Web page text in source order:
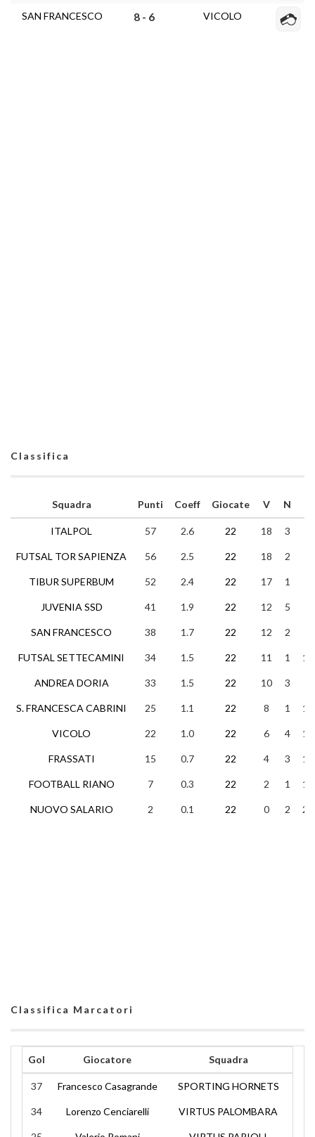
SAN FRANCESCO 8 - 6 VICOLO
Classifica
Squadra
ITALPOL
FUTSAL TOR SAPIENZA
TIBUR SUPERBUM
JUVENIA SSD
SAN FRANCESCO
FUTSAL SETTECAMINI
ANDREA DORIA
S. FRANCESCA CABRINI
VICOLO
FRASSATI
FOOTBALL RIANO
NUOVO SALARIO
Punti Coeff Giocate V N
57 2.6 22 18 3
56 2.5 22 18 2
52 2.4 22 17 1
41 1.9 22 12 5
38 1.7 22 12 2
34 1.5 22 11 1 10
33 1.5 22 10 3
25 1.1 22 8 1 13
22 1.0 22 6 4 12
15 0.7 22 4 3 15
7 0.3 22 2 1 19
2 0.1 22 0 2 20
Classifica Marcatori
Gol Giocatore Squadra
37 Francesco Casagrande SPORTING HORNETS
34 Lorenzo Cenciarelli VIRTUS PALOMBARA